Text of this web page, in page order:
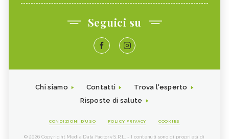
Seguici su
Chi siamo Contatti
Trova l'esperto
Risposte di salute
CONDIZIONI D'USO POLICY PRIVACY COOKIES
© 2026 Copyright Media Data Factory S.R.L. - I contenuti sono di proprietà di